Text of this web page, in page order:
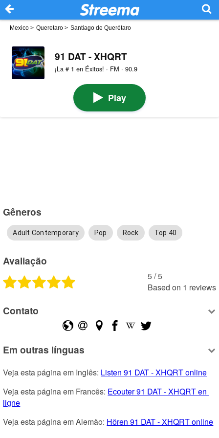
Mexico > Queretaro > Santiago de Querétaro
91 DAT - XHQRT
¡La # 1 en Éxitos! · FM · 90.9
Play
Gêneros
Adult Contemporary Pop Rock Top 40
Avaliação
5 /5
Based on 1 reviews
Contato
Em outras línguas
Veja esta página em Inglês: Listen 91 DAT - XHQRT online
Veja esta página em Francês: Ecouter 91 DAT - XHQRT en
ligne
Veja esta página em Alemão: Hören 91 DAT - XHQRT online